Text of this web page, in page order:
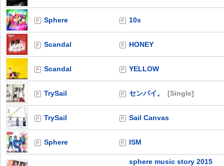
Sphere 10s
Scandal HONEY
Scandal YELLOW
TrySail センパイ。 [Single]
TrySail Sail Canvas
Sphere ISM
sphere music story 2015